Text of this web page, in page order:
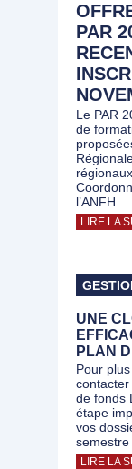
PAR
Le PAR
de
l’ANFH
LIRE LA
UNE
PLAN
Pour
de fonds
étape
vos
LIRE LA